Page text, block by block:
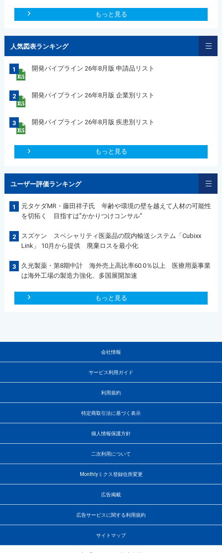
もっと見る
人気図表ランキング
1 開発パイプライン 26年8月版 申請品リスト
2 開発パイプライン 26年8月版 企業別リスト
3 開発パイプライン 26年8月版 疾患別リスト
もっと見る
ユーザー評価ランキング
1
元タケダMR・藤田祥子氏 年齢や環境の壁を越えて人材の可能性
を切拓く 目指すは”かかりつけコンサル“
2
スズケン スペシャリティ医薬品の院内輸送システム「Cubixx
Link」 10月から提供 廃棄ロスを最小化
3
久光製薬・第8期中計 海外売上高比率60.0％以上 医療用薬事業
は海外工場の製造力強化、多国展開加速
もっと見る
会社情報
サービス利用ガイド
利用規約
特定商取引法に基づく表示
個人情報保護方針
二次利用について
Monthlyミクス登録住所変更
広告掲載
広告サービスに関する利用規約
サイトマップ